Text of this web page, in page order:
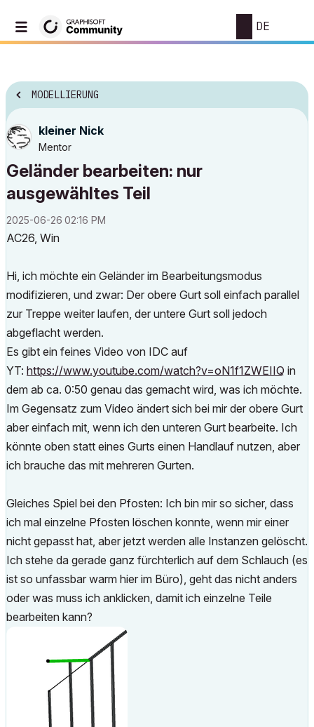
DE
MODELLIERUNG
kleiner Nick
Mentor
Geländer bearbeiten: nur
ausgewähltes Teil
‎2025-06-26 02:16 PM
AC26, Win
Hi, ich möchte ein Geländer im Bearbeitungsmodus
modifizieren, und zwar: Der obere Gurt soll einfach parallel
zur Treppe weiter laufen, der untere Gurt soll jedoch
abgeflacht werden.
Es gibt ein feines Video von IDC auf
YT: https://www.youtube.com/watch?v=oN1f1ZWEIIQ in
dem ab ca. 0:50 genau das gemacht wird, was ich möchte.
Im Gegensatz zum Video ändert sich bei mir der obere Gurt
aber einfach mit, wenn ich den unteren Gurt bearbeite. Ich
könnte oben statt eines Gurts einen Handlauf nutzen, aber
ich brauche das mit mehreren Gurten.
Gleiches Spiel bei den Pfosten: Ich bin mir so sicher, dass
ich mal einzelne Pfosten löschen konnte, wenn mir einer
nicht gepasst hat, aber jetzt werden alle Instanzen gelöscht.
Ich stehe da gerade ganz fürchterlich auf dem Schlauch (es
ist so unfassbar warm hier im Büro), geht das nicht anders
oder was muss ich anklicken, damit ich einzelne Teile
bearbeiten kann?